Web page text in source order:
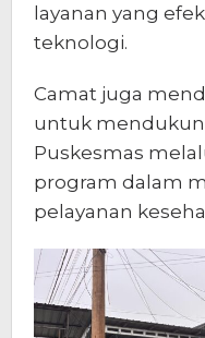
layanan yang
teknologi.
Camat juga
untuk
Puskesmas
program dalam
pelayanan